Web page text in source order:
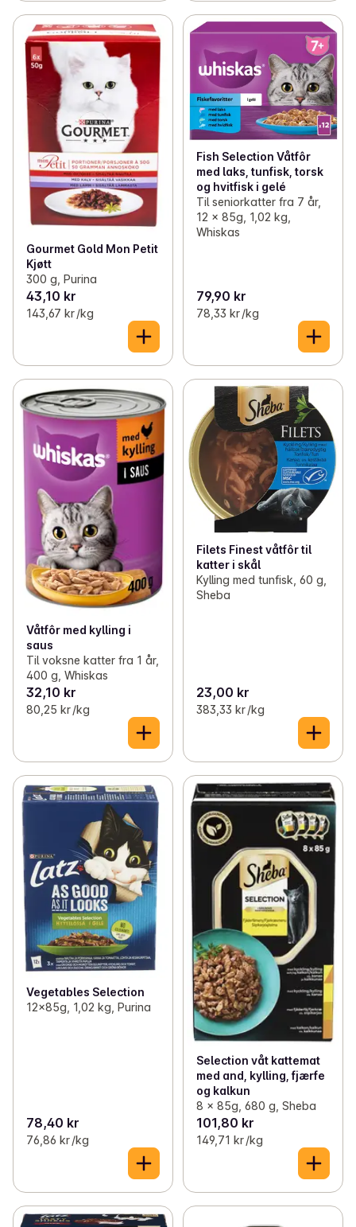
Gourmet Gold Mon Petit
Kjøtt
300 g, Purina
43,10 kr
143,67 kr /kg
Fish Selection Våtfôr
med laks, tunfisk, torsk
og hvitfisk i gelé
Til seniorkatter fra 7 år,
12 x 85g, 1,02 kg,
Whiskas
79,90 kr
78,33 kr /kg
Våtfôr med kylling i
saus
Til voksne katter fra 1 år,
400 g, Whiskas
32,10 kr
80,25 kr /kg
Filets Finest våtfôr til
katter i skål
Kylling med tunfisk, 60 g,
Sheba
23,00 kr
383,33 kr /kg
Vegetables Selection
12x85g, 1,02 kg, Purina
78,40 kr
76,86 kr /kg
Selection våt kattemat
med and, kylling, fjærfe
og kalkun
8 x 85g, 680 g, Sheba
101,80 kr
149,71 kr /kg